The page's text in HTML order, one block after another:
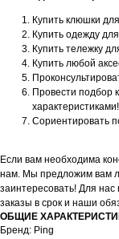
Купить клюшки
Купить одежду
Купить тележку
Купить любой
Провести подбор
характеристиками!
Сориентировать
Если вам необходима
нам. Мы предложим вам
заинтересовать! Для
заказы в срок и наши
ОБЩИЕ
Бренд: Ping